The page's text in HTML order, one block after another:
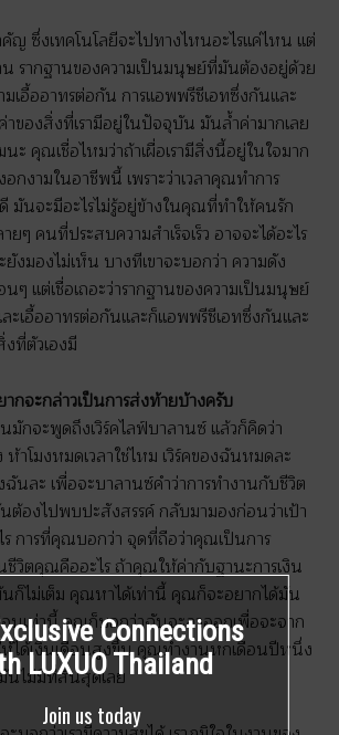
ซึ่งเทคโนโลยีจะไปทางไหนอะไรแค่ไหน แต่
รากฐานของความเป็นมนุษย์ที่มันต้องอยู่ด้วย
เอื้ออาทรต่อกัน การแอพพรีชีเอทซึ่งกันและ
ของสิ่งที่เรามีอยู่ในปัจจุบัน มันล้ำค่ามากเลย
ะ คุณเชื่อไหมว่าถ้าเผื่อเรามีสิ่งนี้อยู่ในใจมาก
กงามในอาชีพนี้ เพราะว่าเวลาคุณทำการ
มันจะมีอะไรไม่รู้อยู่ข้างในคุณที่ทำให้คนรัก
ๆ คนที่ประสบความสำเร็จเร็ว อาจจะได้อะไร
งมองไม่เห็น บางทีเขาจะบอกว่า ความดัง
ๆ แต่เชื่อเถอะว่ารากฐานของความเป็นมนุษย์
ะเอื้ออาทรต่อกันและก็แอพพรีชีเอทซึ่งกันและ
ที่ตัวเองมี
กจะกล่าวเป็นการส่งท้ายบ้างครับ
กจะพูดถึงเวิร์คไลฟ์บาลานซ์ แล้วก็คิดว่า
าโมงหมดเวลาใช่ไหม เวิร์คของฉันหมดละ
นละ เพื่อจะบาลานซ์คำว่าการทำงานกับชีวิต
องไปพบปะสังสรรค์ กลับมามองก่อนว่าเป้า
ร การที่คุณบอกว่า จุดที่ถือว่าคุณเป็นการ
ชีวิตคุณคืออะไร ถ้าคุณให้ค่ากับฐานะการเงิน
นก็ไม่เต็ม คุณหาได้เท่านี้ คุณก็จะอยากได้มัน
นเท่านี้ คุณก็บอกว่าฉันจะลาออกเพื่อจะจาก
ได้เงินเดือนสูงขึ้น คุณทำงานหกเดือนปีหนึ่ง
นไม่มีที่สิ้นสุดเลย
Connections
LUXUO Thailand
Join us today